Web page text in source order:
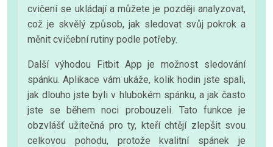
cvičení se ukládají a můžete je později analyzovat,
což je skvělý způsob, jak sledovat svůj pokrok a
měnit cvičební rutiny podle potřeby.
Další výhodou Fitbit App je možnost sledování
spánku. Aplikace vám ukáže, kolik hodin jste spali,
jak dlouho jste byli v hlubokém spánku, a jak často
jste se během noci probouzeli. Tato funkce je
obzvlášť užitečná pro ty, kteří chtějí zlepšit svou
celkovou pohodu, protože kvalitní spánek je